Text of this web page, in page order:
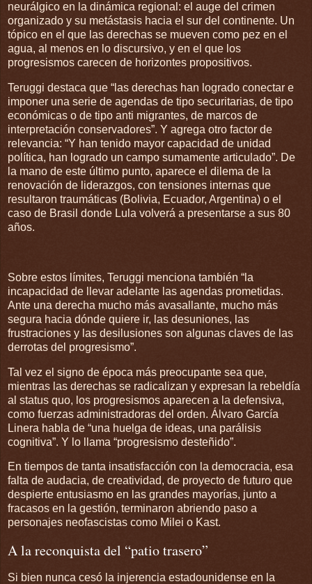
neurálgico en la dinámica regional: el auge del crimen
organizado y su metástasis hacia el sur del continente. Un
tópico en el que las derechas se mueven como pez en el
agua, al menos en lo discursivo, y en el que los
progresismos carecen de horizontes propositivos.
Teruggi destaca que “las derechas han logrado conectar e
imponer una serie de agendas de tipo securitarias, de tipo
económicas o de tipo anti migrantes, de marcos de
interpretación conservadores”. Y agrega otro factor de
relevancia: “Y han tenido mayor capacidad de unidad
política, han logrado un campo sumamente articulado”. De
la mano de este último punto, aparece el dilema de la
renovación de liderazgos, con tensiones internas que
resultaron traumáticas (Bolivia, Ecuador, Argentina) o el
caso de Brasil donde Lula volverá a presentarse a sus 80
años.
Sobre estos límites, Teruggi menciona también “la
incapacidad de llevar adelante las agendas prometidas.
Ante una derecha mucho más avasallante, mucho más
segura hacia dónde quiere ir, las desuniones, las
frustraciones y las desilusiones son algunas claves de las
derrotas del progresismo”.
Tal vez el signo de época más preocupante sea que,
mientras las derechas se radicalizan y expresan la rebeldía
al status quo, los progresismos aparecen a la defensiva,
como fuerzas administradoras del orden. Álvaro García
Linera habla de “una huelga de ideas, una parálisis
cognitiva”. Y lo llama “progresismo desteñido”.
En tiempos de tanta insatisfacción con la democracia, esa
falta de audacia, de creatividad, de proyecto de futuro que
despierte entusiasmo en las grandes mayorías, junto a
fracasos en la gestión, terminaron abriendo paso a
personajes neofascistas como Milei o Kast.
A la reconquista del “patio trasero”
Si bien nunca cesó la injerencia estadounidense en la